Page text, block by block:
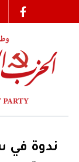
ندوة في